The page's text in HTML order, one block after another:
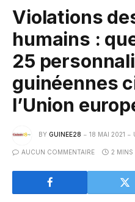
Violations
humains :
25
guinéennes
l’Union
BY GUINEE28 18 MAI 2021
AUCUN COMMENTAIRE 2 MINS